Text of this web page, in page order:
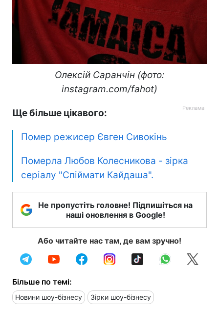
Олексій Саранчін (фото:
instagram.com/fahot)
Ще більше цікавого:
Помер режисер Євген Сивокінь
Померла Любов Колесникова - зірка
серіалу "Спіймати Кайдаша".
Не пропустіть головне! Підпишіться на
наші оновлення в Google!
Або читайте нас там, де вам зручно!
Більше по темі:
Новини шоу-бізнесу Зірки шоу-бізнесу